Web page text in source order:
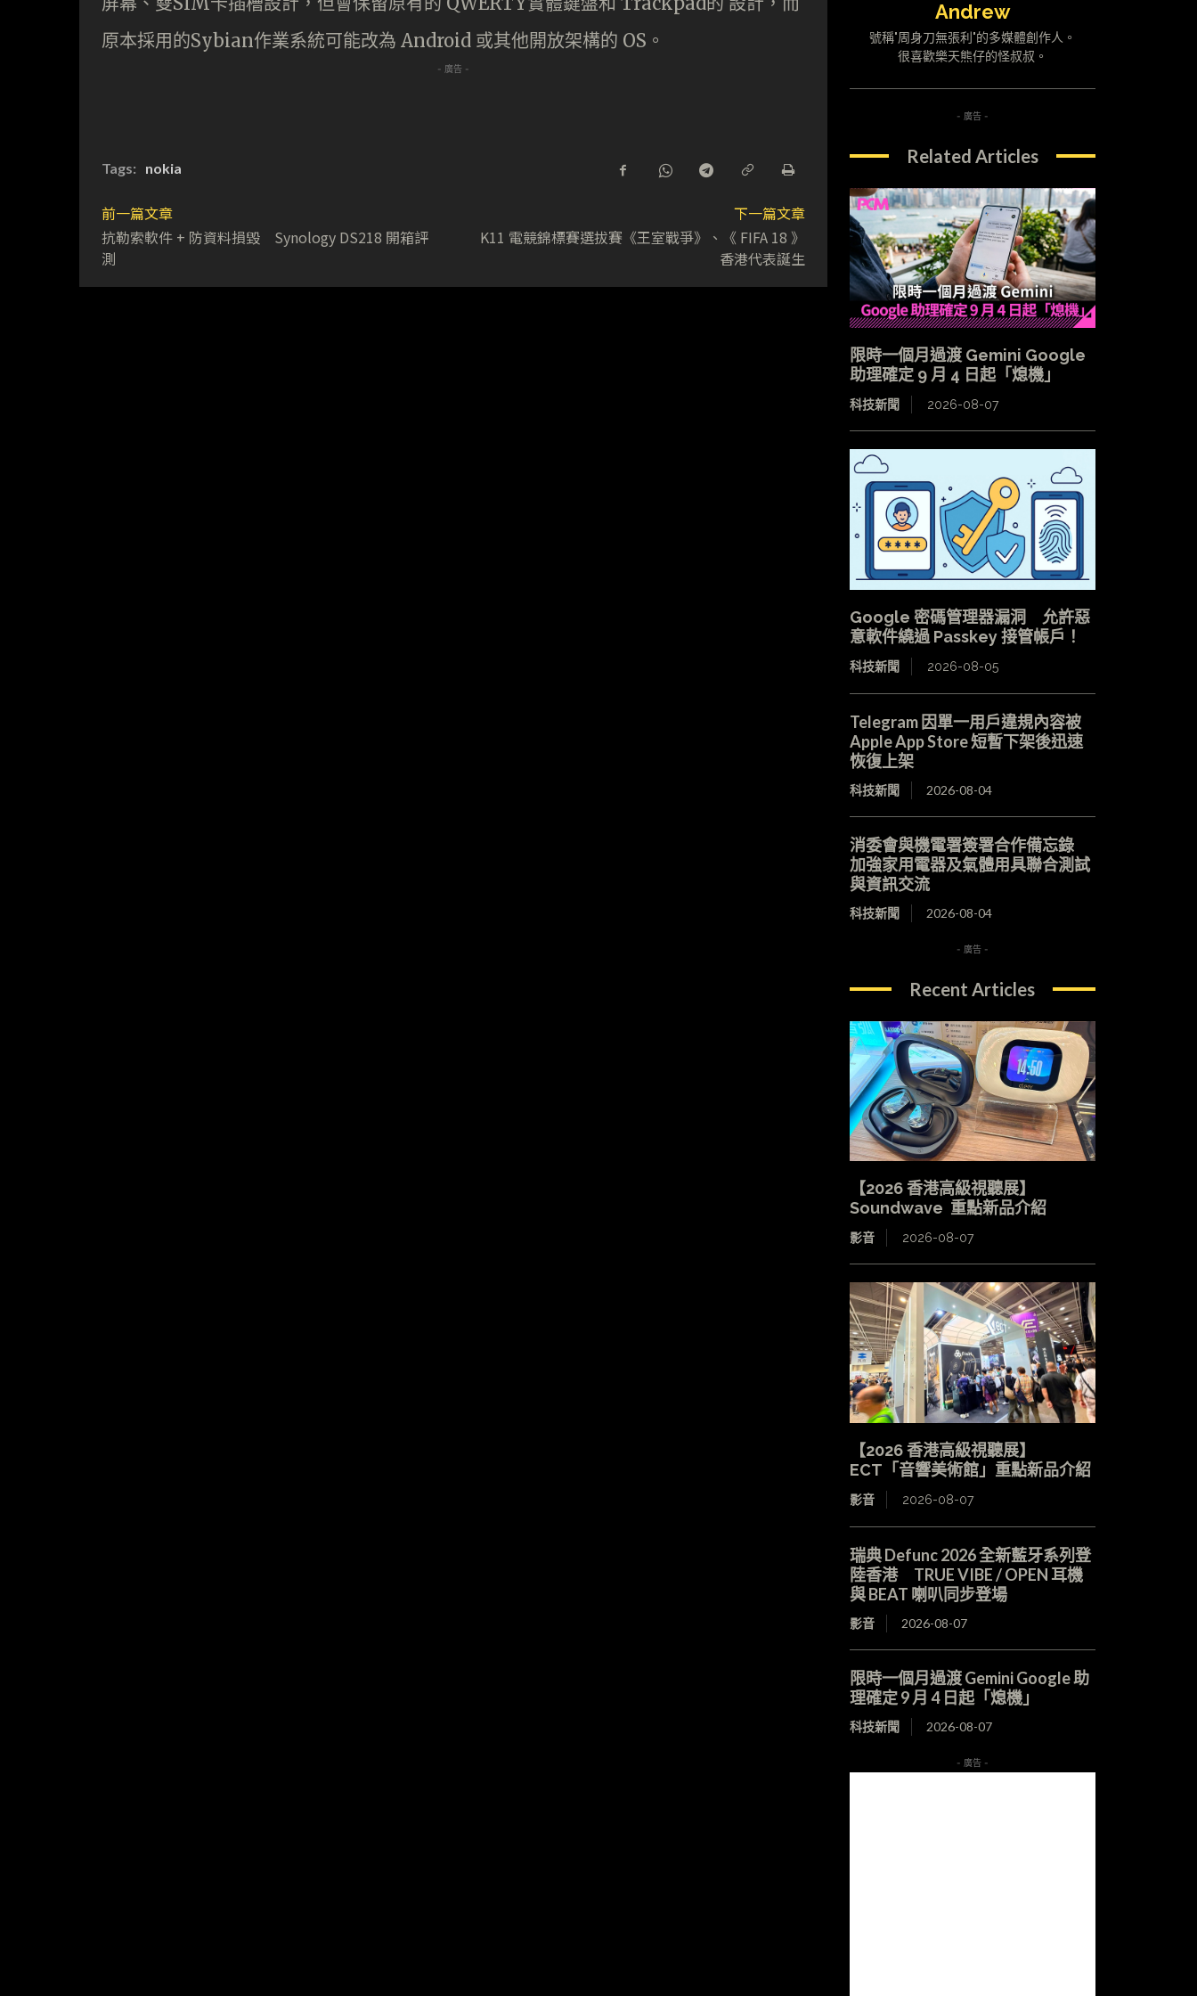
原本採用的Sybian作業系統可能改為 Android 或其他開放架構的 OS。
- 廣告 -
Tags: nokia
前一篇文章
抗勒索軟件 + 防資料損毀 Synology DS218 開箱評
測
下一篇文章
K11 電競錦標賽選拔賽《王室戰爭》、《 FIFA 18 》
香港代表誕生
Andrew
號稱"周身刀無張利"的多媒體創作人。
很喜歡樂天熊仔的怪叔叔。
- 廣告 -
Related Articles
限時一個月過渡 Gemini Google
助理確定 9 月 4 日起「熄機」
科技新聞 2026-08-07
Google 密碼管理器漏洞 允許惡
意軟件繞過 Passkey 接管帳戶！
科技新聞 2026-08-05
Telegram 因單一用戶違規內容被
Apple App Store 短暫下架後迅速
恢復上架
科技新聞 2026-08-04
消委會與機電署簽署合作備忘錄
加強家用電器及氣體用具聯合測試
與資訊交流
科技新聞 2026-08-04
- 廣告 -
Recent Articles
【2026 香港高級視聽展】
Soundwave 重點新品介紹
影音 2026-08-07
【2026 香港高級視聽展】
ECT「音響美術館」重點新品介紹
影音 2026-08-07
瑞典 Defunc 2026 全新藍牙系列登
陸香港 TRUE VIBE / OPEN 耳機
與 BEAT 喇叭同步登場
影音 2026-08-07
限時一個月過渡 Gemini Google 助
理確定 9 月 4 日起「熄機」
科技新聞 2026-08-07
- 廣告 -